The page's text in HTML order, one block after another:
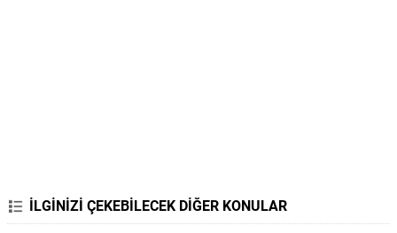
İLGİNİZİ ÇEKEBİLECEK DİĞER KONULAR